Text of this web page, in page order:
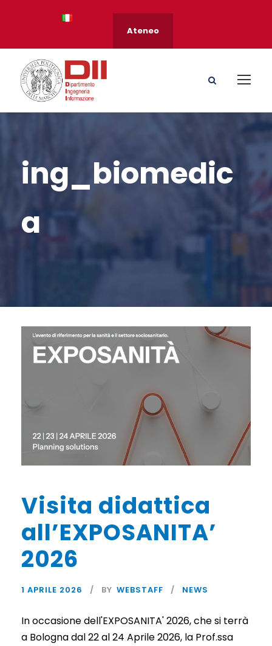
Ateneo
ing_biomedic
a
Visita didattica
all’EXPOSANITA’
2026
1 APRILE 2026 BY WEBSTAFF NEWS
In occasione dell'EXPOSANITA' 2026, che si terrà
a Bologna dal 22 al 24 Aprile 2026, la Prof.ssa